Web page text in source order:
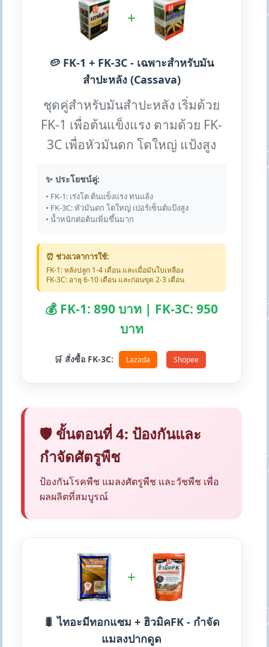
+
🥔 FK-1 + FK-3C - เฉพาะสำหรับมัน
สำปะหลัง (Cassava)
ชุดคู่สำหรับมันสำปะหลัง เริ่มด้วย
FK-1 เพื่อต้นแข็งแรง ตามด้วย FK-
3C เพื่อหัวมันดก โตใหญ่ แป้งสูง
✨ ประโยชน์คู่:
• FK-1: เร่งโต ต้นแข็งแรง ทนแล้ง
• FK-3C: หัวมันดก โตใหญ่ เปอร์เซ็นต์แป้งสูง
• น้ำหนักต่อต้นเพิ่มขึ้นมาก
⏰ ช่วงเวลาการใช้:
FK-1: หลังปลูก 1-4 เดือน และเมื่อมันใบเหลือง
FK-3C: อายุ 6-10 เดือน และก่อนขุด 2-3 เดือน
💰 FK-1: 890 บาท | FK-3C: 950
บาท
🛒 สั่งซื้อ FK-3C: Lazada Shopee
🛡️ ขั้นตอนที่ 4: ป้องกันและ
กำจัดศัตรูพืช
ป้องกันโรคพืช แมลงศัตรูพืช และวัชพืช เพื่อ
ผลผลิตที่สมบูรณ์
+
🐛 ไทอะมีทอกแซม + ฮิวมิคFK - กำจัด
แมลงปากดูด